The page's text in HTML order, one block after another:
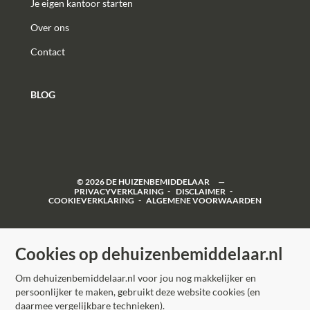
The information provided is of a general nature and is
into negotiations. Although this text and floor plan
have been compiled with care, we are not liable for any
measurement results, for example due to differences in
Je eigen kantoor starten
Over ons
Contact
BLOG
© 2026DE HUIZENBEMIDDELAAR
PRIVACYVERKLARING
DISCLAIMER
COOKIEVERKLARING
ALGEMENE VOORWAARDEN
Cookies op dehuizenbemiddelaar.nl
Om dehuizenbemiddelaar.nl voor jou nog makkelijker en
persoonlijker te maken, gebruikt deze website cookies (en
daarmee vergelijkbare technieken).